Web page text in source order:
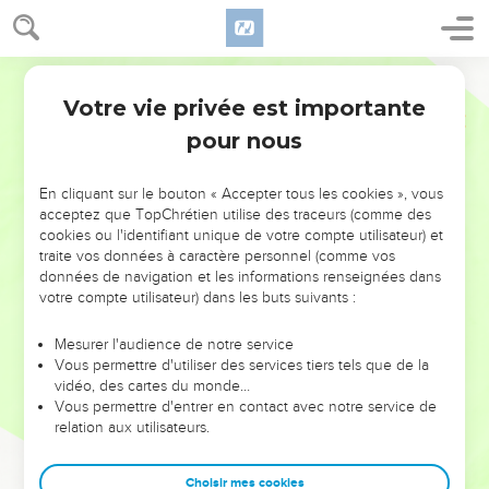
NE MANQUEZ PAS L’ÉVÉNEMENT
DE L’ANNÉE !
ET SI LEURS ERREURS POUVAIENT VOUS ÉVITER LES
VOTRES ?
leur foi ou leur vision. Mais on voit moins les doutes, les erreurs
et les saisons difficiles qu'ils ont traversés, alors même que ce
sont elles qui les ont façonnés.
Dans cette conférence, leaders, entrepreneurs, et responsables
clés pour avancer avec plus de sagesse afin que leurs erreurs
Votre vie privée est importante
pour nous
En cliquant sur le bouton « Accepter tous les cookies », vous
acceptez que TopChrétien utilise des traceurs (comme des
cookies ou l'identifiant unique de votre compte utilisateur) et
traite vos données à caractère personnel (comme vos
données de navigation et les informations renseignées dans
votre compte utilisateur) dans les buts suivants :
Mesurer l'audience de notre service
Vous permettre d'utiliser des services tiers tels que de la
vidéo, des cartes du monde…
Vous permettre d'entrer en contact avec notre service de
relation aux utilisateurs.
Choisir mes cookies